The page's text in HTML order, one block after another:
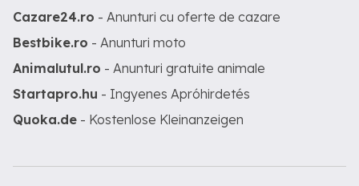
Cazare24.ro - Anunturi cu oferte de cazare
Bestbike.ro - Anunturi moto
Animalutul.ro - Anunturi gratuite animale
Startapro.hu - Ingyenes Apróhirdetés
Quoka.de - Kostenlose Kleinanzeigen